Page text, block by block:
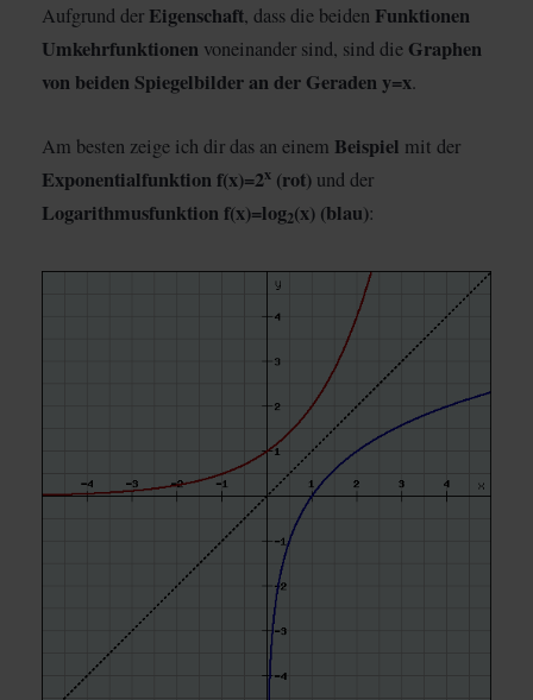
Aufgrund der Eigenschaft, dass die beiden Funktionen
Umkehrfunktionen voneinander sind, sind die Graphen
von beiden Spiegelbilder an der Geraden y=x.
Am besten zeige ich dir das an einem Beispiel mit der
Exponentialfunktion f(x)=2x (rot) und der
Logarithmusfunktion f(x)=log2(x) (blau):